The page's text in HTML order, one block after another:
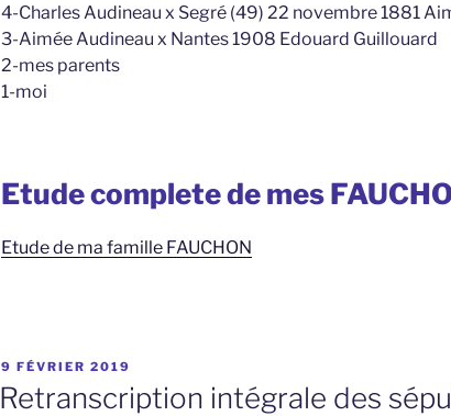
4-Charles Audineau x Segré (49) 22 novembre 1881
3-Aimée Audineau x Nantes 1908 Edouard Guillouard
2-mes parents
1-moi
Etude complete de mes
Etude de ma famille FAUCHON
PUBLIÉ
LE
9 FÉVRIER 2019
Retranscription intégrale des